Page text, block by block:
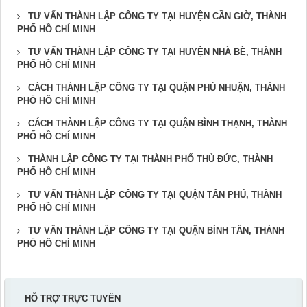
TƯ VẤN THÀNH LẬP CÔNG TY TẠI HUYỆN CẦN GIỜ, THÀNH
PHỐ HỒ CHÍ MINH
TƯ VẤN THÀNH LẬP CÔNG TY TẠI HUYỆN NHÀ BÈ, THÀNH
PHỐ HỒ CHÍ MINH
CÁCH THÀNH LẬP CÔNG TY TẠI QUẬN PHÚ NHUẬN, THÀNH
PHỐ HỒ CHÍ MINH
CÁCH THÀNH LẬP CÔNG TY TẠI QUẬN BÌNH THẠNH, THÀNH
PHỐ HỒ CHÍ MINH
THÀNH LẬP CÔNG TY TẠI THÀNH PHỐ THỦ ĐỨC, THÀNH
PHỐ HỒ CHÍ MINH
TƯ VẤN THÀNH LẬP CÔNG TY TẠI QUẬN TÂN PHÚ, THÀNH
PHỐ HỒ CHÍ MINH
TƯ VẤN THÀNH LẬP CÔNG TY TẠI QUẬN BÌNH TÂN, THÀNH
PHỐ HỒ CHÍ MINH
HỖ TRỢ TRỰC TUYẾN